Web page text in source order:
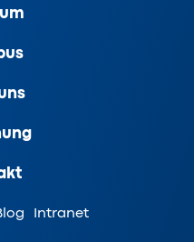
Intranet